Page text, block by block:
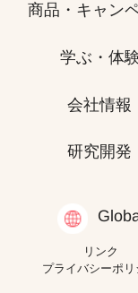
商品・キャン
学ぶ・体
会社情報
研究開発
リンク
プライバシーポリ